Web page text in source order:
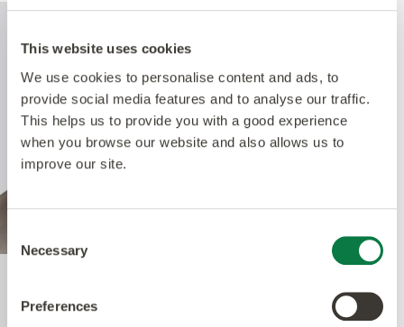
This website uses cookies
We use cookies to personalise content and ads, to
provide social media features and to analyse our traffic.
This helps us to provide you with a good experience
when you browse our website and also allows us to
improve our site.
Selection
Necessary
Preferences
Quantum Guard Elite